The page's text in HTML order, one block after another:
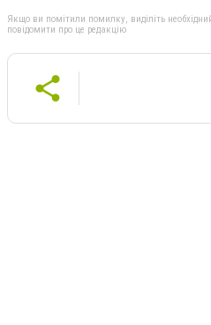
Якщо ви помітили помилку, виділіть
повідомити про це редакцію